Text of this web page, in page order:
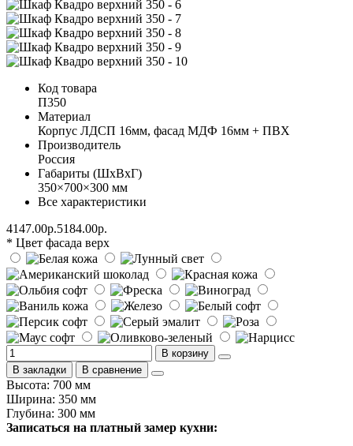
Код товара
П350
Материал
Корпус ЛДСП 16мм, фасад МДФ 16мм + ПВХ
Производитель
Россия
Габариты (ШхВхГ)
350×700×300 мм
Все характеристики
4147.00р.5184.00р.
* Цвет фасада верх
В корзину
В закладки
В сравнение
Высота: 700 мм
Ширина: 350 мм
Глубина: 300 мм
Записаться на платный замер кухни: